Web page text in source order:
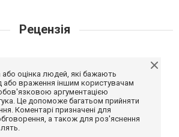
Рецензія
або оцінка людей, які бажають
або враження іншим користувачам
аргументацією
Це допоможе багатьом прийняти
Коментарі призначені для
а також для роз'яснення